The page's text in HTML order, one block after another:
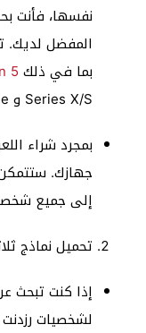
نفسها، فأنت
المفضل لديك.
بما في ذلك 5
Series X/S و Xbox One و Microsoft Windows.
بمجرد شراء
جهازك.
إلى جميع
تحميل نماذج
إذا كنت تبحث